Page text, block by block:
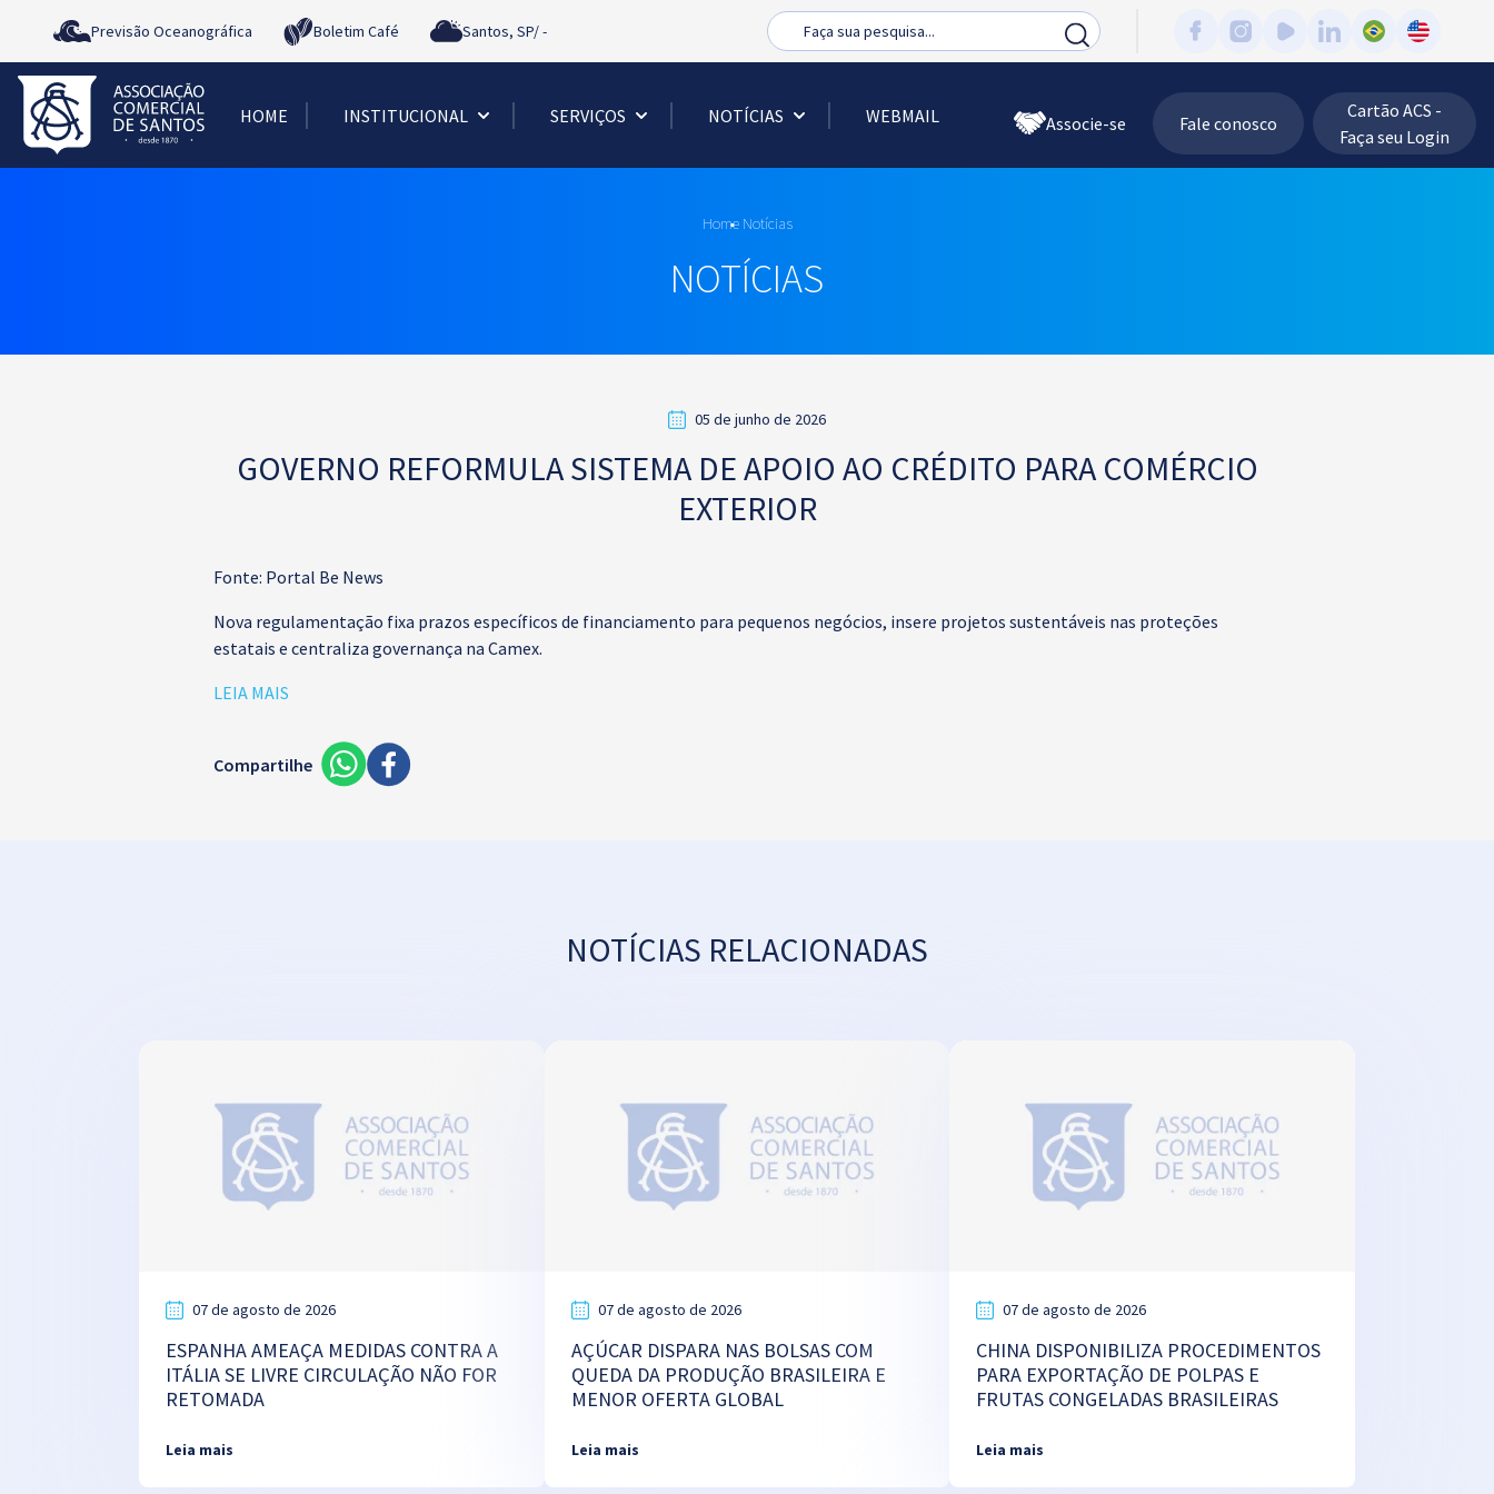
Previsão Oceanográfica Boletim Café Santos, SP/- Busca
HOME INSTITUCIONAL SERVIÇOS NOTÍCIAS WEBMAIL Associe-se Fale conosco
Cartão ACS -
Faça seu Login
Home Notícias
NOTÍCIAS
05 de junho de 2026
GOVERNO REFORMULA SISTEMA DE APOIO AO CRÉDITO PARA COMÉRCIO
EXTERIOR
Fonte: Portal Be News
Nova regulamentação fixa prazos específicos de financiamento para pequenos negócios, insere projetos sustentáveis nas proteções
estatais e centraliza governança na Camex.
LEIA MAIS
Compartilhe
NOTÍCIAS RELACIONADAS
07 de agosto de 2026
ESPANHA AMEAÇA MEDIDAS CONTRA A
ITÁLIA SE LIVRE CIRCULAÇÃO NÃO FOR
RETOMADA
Leia mais
07 de agosto de 2026
AÇÚCAR DISPARA NAS BOLSAS COM
QUEDA DA PRODUÇÃO BRASILEIRA E
MENOR OFERTA GLOBAL
Leia mais
07 de agosto de 2026
CHINA DISPONIBILIZA PROCEDIMENTOS
PARA EXPORTAÇÃO DE POLPAS E
FRUTAS CONGELADAS BRASILEIRAS
Leia mais